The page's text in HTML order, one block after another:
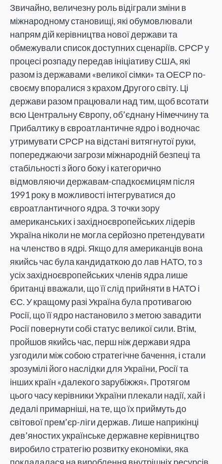
Звичайно, величезну роль відіграли зміни в
міжнародному становищі, які обумовлювали
напрям дій керівництва нової держави та
обмежували список доступних сценаріїв. СРСР у
процесі розпаду передав ініціативу США, які
разом із державами «великої сімки» та ОЕСР по-
своєму впоралися з крахом Другого світу. Ці
держави разом працювали над тим, щоб всотати
всю Центральну Європу, об’єднану Німеччину та
Прибалтику в євроатлантичне ядро і водночас
утримувати СРСР на відстані витягнутої руки,
попереджаючи загрози міжнародній безпеці та
стабільності з його боку і категорично
відмовляючи державам-спадкоємицям після
1991 року в можливості інтегруватися до
євроатлантичного ядра. З точки зору
американських і західноєвропейських лідерів
Україна ніколи не могла серйозно претендувати
на членство в ядрі. Якщо для американців вона
якийсь час була кандидаткою до лав НАТО, то з
усіх західноєвропейських членів ядра лише
британці вважали, що її слід прийняти в НАТО і
ЄС. У кращому разі Україна була противагою
Росії, що її ядро настановило з метою завадити
Росії повернути собі статус великої сили. Втім,
пройшов якийсь час, перш ніж держави ядра
узгодили між собою стратегічне бачення, і стали
зрозумілі його наслідки для України, Росії та
інших країн «далекого зарубіжжя». Протягом
цього часу керівники України плекали надії, хай і
дедалі примарніші, на те, що їх приймуть до
світової прем’єр-ліги держав. Лише наприкінці
дев’яностих українське державне керівництво
виробило стратегію розвитку економіки, яка